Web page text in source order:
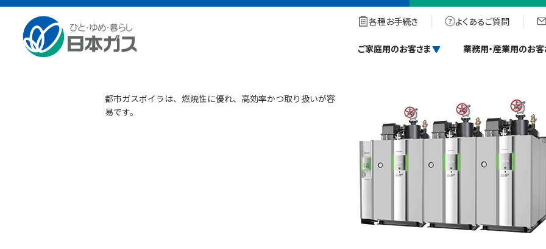
各種お手続き よくあるご質問
ご家庭用のお客さま 業務用・産業用のお客
蒸気ボイラー
都市ガスボイラは、燃焼性に優れ、高効率かつ取り扱いが容
易です。